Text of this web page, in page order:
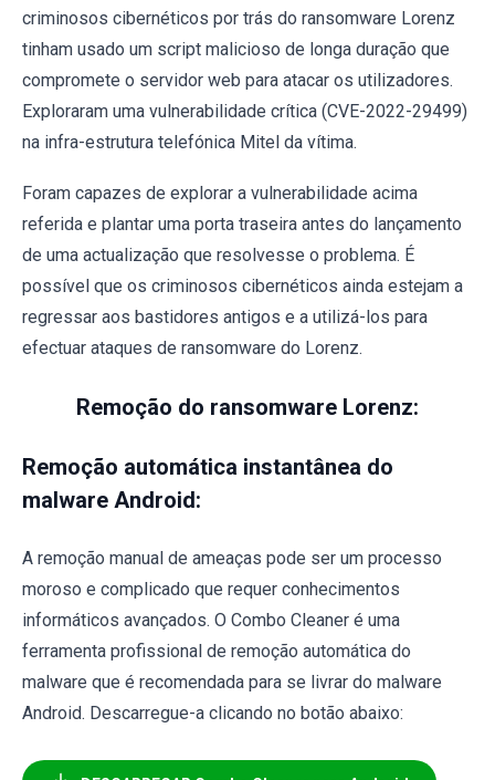
criminosos cibernéticos por trás do ransomware Lorenz
tinham usado um script malicioso de longa duração que
compromete o servidor web para atacar os utilizadores.
Exploraram uma vulnerabilidade crítica (CVE-2022-29499)
na infra-estrutura telefónica Mitel da vítima.
Foram capazes de explorar a vulnerabilidade acima
referida e plantar uma porta traseira antes do lançamento
de uma actualização que resolvesse o problema. É
possível que os criminosos cibernéticos ainda estejam a
regressar aos bastidores antigos e a utilizá-los para
efectuar ataques de ransomware do Lorenz.
Remoção do ransomware Lorenz:
Remoção automática instantânea do
malware Android:
A remoção manual de ameaças pode ser um processo
moroso e complicado que requer conhecimentos
informáticos avançados. O Combo Cleaner é uma
ferramenta profissional de remoção automática do
malware que é recomendada para se livrar do malware
Android. Descarregue-a clicando no botão abaixo: